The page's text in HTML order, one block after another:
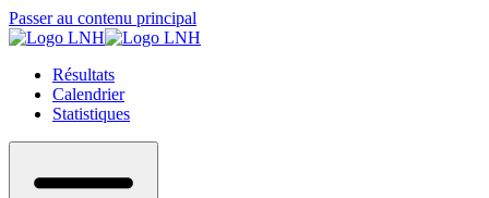
Passer au contenu principal
Résultats
Calendrier
Statistiques